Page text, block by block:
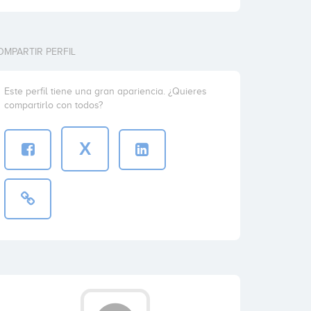
PERFIL
Este perfil tiene una gran apariencia. ¿Quieres
compartirlo con todos?
X